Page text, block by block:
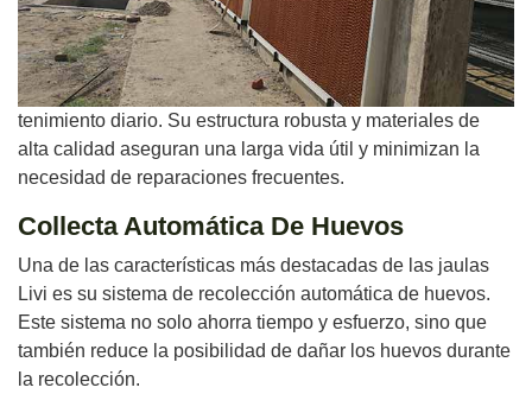
tenimiento diario. Su estructura robusta y materiales de
alta calidad aseguran una larga vida útil y minimizan la
necesidad de reparaciones frecuentes.
Collecta Automática De Huevos
Una de las características más destacadas de las jaulas
Livi es su sistema de recolección automática de huevos.
Este sistema no solo ahorra tiempo y esfuerzo, sino que
también reduce la posibilidad de dañar los huevos durante
la recolección.